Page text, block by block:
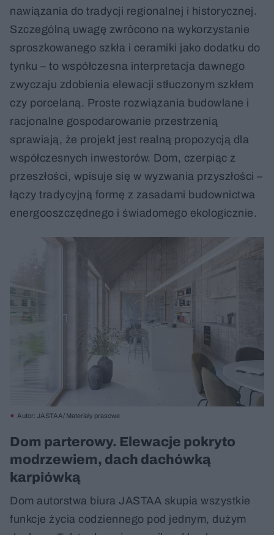
nawiązania do tradycji regionalnej i historycznej.
Szczególną uwagę zwrócono na wykorzystanie
sproszkowanego szkła i ceramiki jako dodatku do
tynku – to współczesna interpretacja dawnego
zwyczaju zdobienia elewacji stłuczonym szkłem
czy porcelaną. Proste rozwiązania budowlane i
racjonalne gospodarowanie przestrzenią
sprawiają, że projekt jest realną propozycją dla
współczesnych inwestorów. Dom, czerpiąc z
przeszłości, wpisuje się w wyzwania przyszłości –
łączy tradycyjną formę z zasadami budownictwa
energooszczędnego i świadomego ekologicznie.
Autor: JASTAA/ Materiały prasowe
Dom parterowy. Elewacje pokryto
modrzewiem, dach dachówką
karpiówką
Dom autorstwa biura JASTAA skupia wszystkie
funkcje życia codziennego pod jednym, dużym